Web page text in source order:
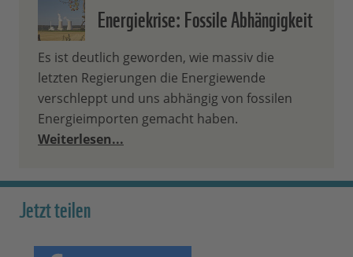
Energiekrise: Fossile Abhängigkeit
Es ist deutlich geworden, wie massiv die
letzten Regierungen die Energiewende
verschleppt und uns abhängig von fossilen
Energieimporten gemacht haben.
Weiterlesen...
Jetzt teilen